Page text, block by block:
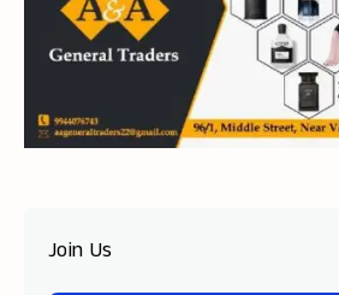
Join Us